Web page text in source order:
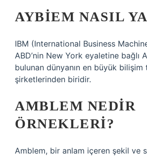
AYBIEM NASIL
IBM (International Business
ABD’nin New York eyaletine bağlı
bulunan dünyanın en büyük
şirketlerinden biridir.
AMBLEM NEDIR
ÖRNEKLERI?
Amblem, bir anlam içeren şekil ve